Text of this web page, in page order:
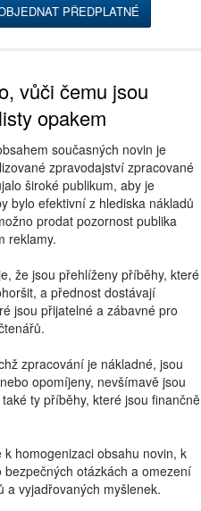
PŘEDPLATNÉ
vůči čemu jsou
opakem
současných novin je
zpravodajství zpracované
široké publikum, aby je
bylo efektivní z hlediska nákladů
prodat pozornost publika
reklamy.
že jsou přehlíženy příběhy, které
a přednost dostávají
jsou přijatelné a zábavné pro
zpracování je nákladné, jsou
opomíjeny, nevšímavě jsou
ty příběhy, které jsou finančně
k homogenizaci obsahu novin, k
bezpečných otázkách a omezení
a vyjadřovaných myšlenek.